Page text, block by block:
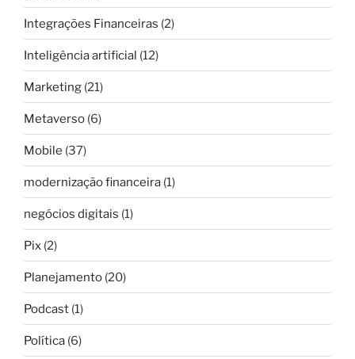
Integrações Financeiras (2)
Inteligência artificial (12)
Marketing (21)
Metaverso (6)
Mobile (37)
modernização financeira (1)
negócios digitais (1)
Pix (2)
Planejamento (20)
Podcast (1)
Política (6)